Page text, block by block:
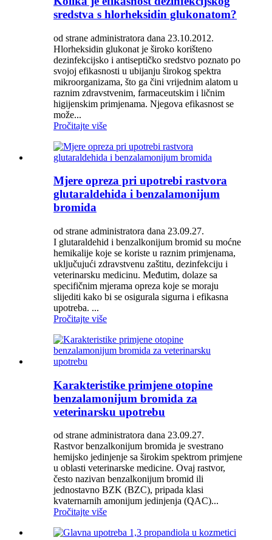
sredstva s hlorheksidin glukonatom?
od strane administratora dana 23.10.2012.
Hlorheksidin glukonat je široko korišteno
dezinfekcijsko i antiseptičko sredstvo poznato po
svojoj efikasnosti u ubijanju širokog spektra
mikroorganizama, što ga čini vrijednim alatom u
raznim zdravstvenim, farmaceutskim i ličnim
higijenskim primjenama. Njegova efikasnost se
može...
Pročitajte više
Mjere opreza pri upotrebi rastvora
glutaraldehida i benzalamonijum
bromida
od strane administratora dana 23.09.27.
I glutaraldehid i benzalkonijum bromid su moćne
hemikalije koje se koriste u raznim primjenama,
uključujući zdravstvenu zaštitu, dezinfekciju i
veterinarsku medicinu. Međutim, dolaze sa
specifičnim mjerama opreza koje se moraju
slijediti kako bi se osigurala sigurna i efikasna
upotreba. ...
Pročitajte više
Karakteristike primjene otopine
benzalamonijum bromida za
veterinarsku upotrebu
od strane administratora dana 23.09.27.
Rastvor benzalkonijum bromida je svestrano
hemijsko jedinjenje sa širokim spektrom primjene
u oblasti veterinarske medicine. Ovaj rastvor,
često nazivan benzalkonijum bromid ili
jednostavno BZK (BZC), pripada klasi
kvaternarnih amonijum jedinjenja (QAC)...
Pročitajte više